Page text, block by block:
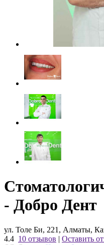
- Добро Дент
ул. Толе Би, 221, Алматы,
4.4 10 отзывов | Оставить